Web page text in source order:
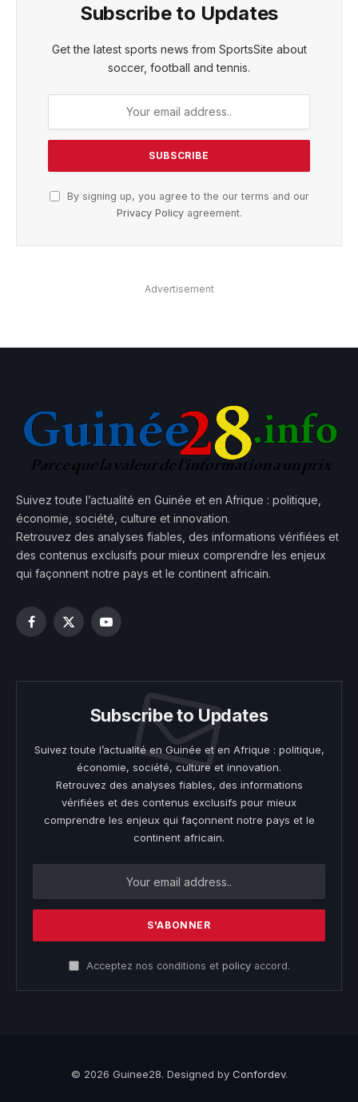
Subscribe to Updates
Get the latest sports news from SportsSite about
soccer, football and tennis.
By signing up, you agree to the our terms and our
Privacy Policyagreement.
Advertisement
Suivez toute l’actualité en Guinée et en Afrique : politique,
économie, société, culture et innovation.
Retrouvez des analyses fiables, des informations vérifiées et
des contenus exclusifs pour mieux comprendre les enjeux
qui façonnent notre pays et le continent africain.
Facebook
X
YouTube
Subscribe to Updates
Suivez toute l’actualité en Guinée et en Afrique : politique,
économie, société, culture et innovation.
Retrouvez des analyses fiables, des informations
vérifiées et des contenus exclusifs pour mieux
comprendre les enjeux qui façonnent notre pays et le
continent africain.
Acceptez nos conditions et policyaccord.
© 2026 Guinee28. Designed by Confordev.